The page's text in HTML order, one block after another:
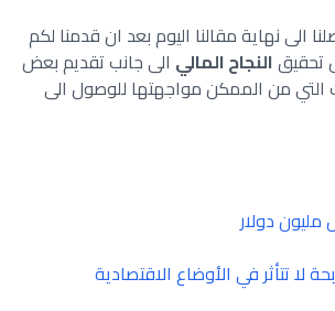
الى نهاية مقالنا اليوم بعد ان قدمنا لكم
تحقيقالنجاح المالي الى جانب تقديم بعض
التي من الممكن مواجهتها للوصول الى
لا تتأثر في الأوضاع الاقتصادية